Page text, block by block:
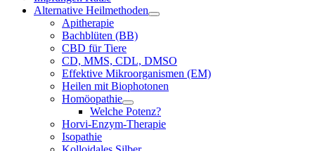
Alternative Heilmethoden
Apitherapie
Bachblüten (BB)
CBD für Tiere
CD, MMS, CDL, DMSO
Effektive Mikroorganismen (EM)
Heilen mit Biophotonen
Homöopathie
Welche Potenz?
Horvi-Enzym-Therapie
Isopathie